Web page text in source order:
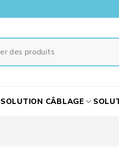
SOLUTION CÂBLAGE